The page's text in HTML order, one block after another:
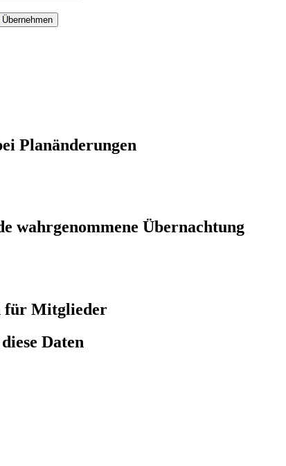
Übernehmen
Planänderungen
wahrgenommene Übernachtung
für Mitglieder
Daten